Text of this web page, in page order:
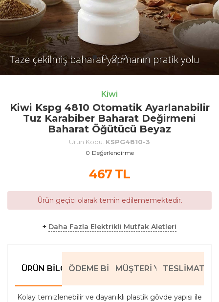
Kiwi
Kiwi Kspg 4810 Otomatik Ayarlanabilir
Tuz Karabiber Baharat Değirmeni
Baharat Öğütücü Beyaz
Ürün Kodu: KSPG4810-3
0 Değerlendirme
467 TL
Ürün geçici olarak temin edilememektedir.
+ Daha Fazla Elektrikli Mutfak Aletleri
ÜRÜN BILGILERIÖDEME BILGILERIMÜŞTERI YORUMLARI
TESLIMAT
Kolay temizlenebilir ve dayanıklı plastik gövde yapısı ile